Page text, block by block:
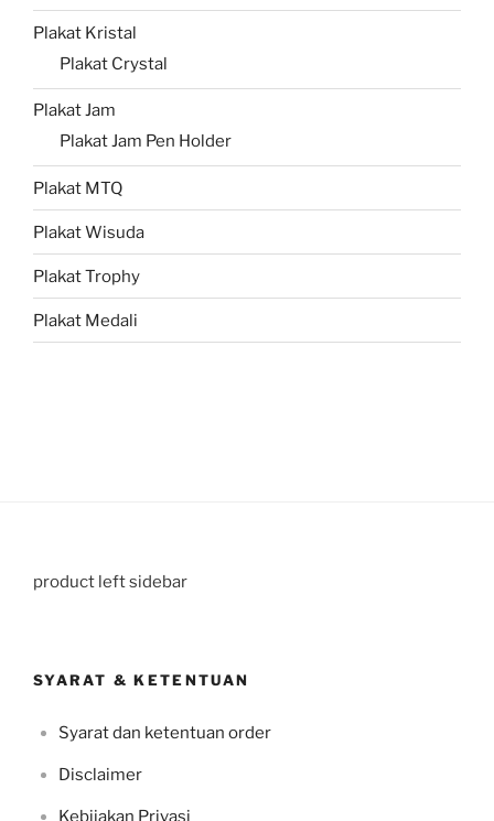
Plakat Kristal
Plakat Crystal
Plakat Jam
Plakat Jam Pen Holder
Plakat MTQ
Plakat Wisuda
Plakat Trophy
Plakat Medali
product left sidebar
SYARAT & KETENTUAN
Syarat dan ketentuan order
Disclaimer
Kebijakan Privasi